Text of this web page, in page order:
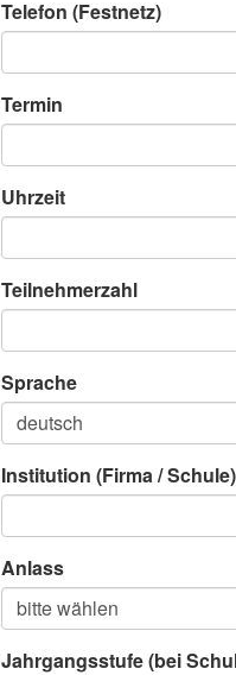
Telefon (Festnetz)
Termin
Uhrzeit
Teilnehmerzahl
Sprache
Institution (Firma / Schule)
Anlass
Jahrgangsstufe (bei